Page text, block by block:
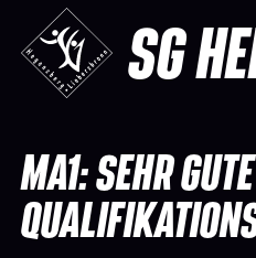
SG
MA1: SEHR GUTE